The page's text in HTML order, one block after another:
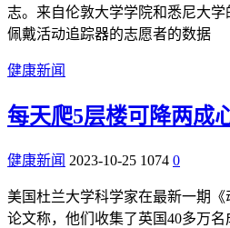
志。来自伦敦大学学院和悉尼大学
佩戴活动追踪器的志愿者的数据
健康新闻
每天爬5层楼可降两成
健康新闻 2023-10-25 1074 0
美国杜兰大学科学家在最新一期
论文称，他们收集了英国40多万